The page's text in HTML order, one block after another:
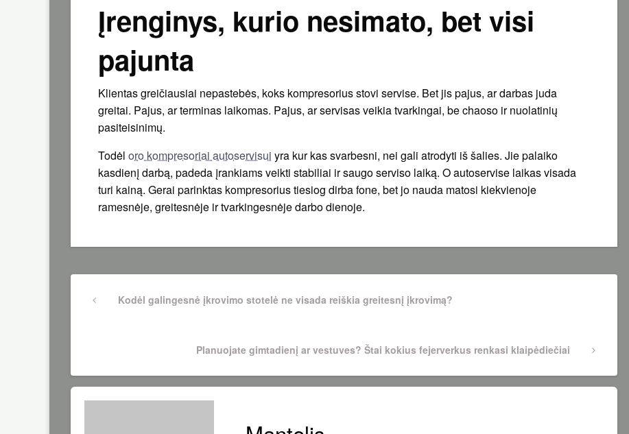
Įrenginys, kurio nesimato, bet visi
pajunta
Klientas greičiausiai nepastebės, koks kompresorius stovi servise. Bet jis pajus, ar darbas juda
greitai. Pajus, ar terminas laikomas. Pajus, ar servisas veikia tvarkingai, be chaoso ir nuolatinių
pasiteisinimų.
Todėl oro kompresoriai autoservisui yra kur kas svarbesni, nei gali atrodyti iš šalies. Jie palaiko
kasdienį darbą, padeda įrankiams veikti stabiliai ir saugo serviso laiką. O autoservise laikas visada
turi kainą. Gerai parinktas kompresorius tiesiog dirba fone, bet jo nauda matosi kiekvienoje
ramesnėje, greitesnėje ir tvarkingesnėje darbo dienoje.
Navigacija
įrašų
PreviousKodėl galingesnė įkrovimo stotelė ne visada reiškia greitesnį įkrovimą?
Next
Planuojate gimtadienį ar vestuves? Štai kokius fejerverkus renkasi klaipėdiečiai